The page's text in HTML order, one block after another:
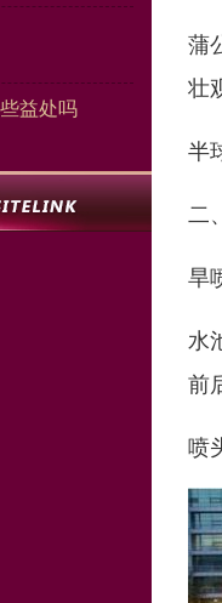
益处吗
蒲
壮
半
二
旱
水
前
喷